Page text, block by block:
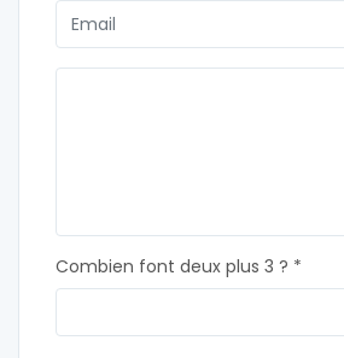
Combien font deux plus 3 ? *